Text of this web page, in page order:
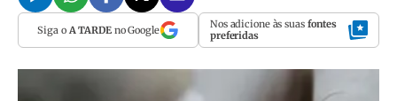
Siga o A TARDEno Google Nos adicione às suas fontes
preferidas